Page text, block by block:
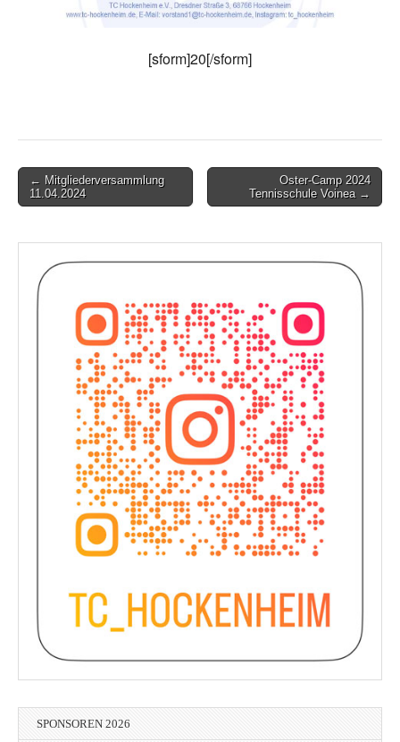
[sform]20[/sform]
Post
navigation
← Mitgliederversammlung
11.04.2024
Oster-Camp 2024
Tennisschule Voinea →
SPONSOREN 2026